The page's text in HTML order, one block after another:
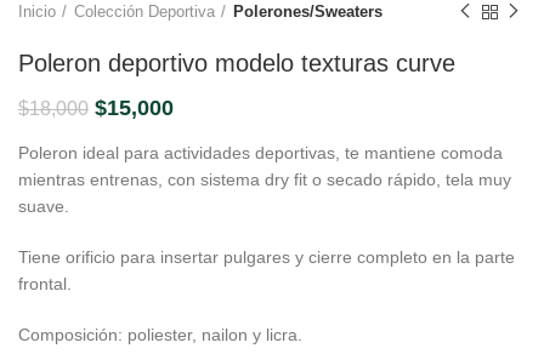
Inicio Colección Deportiva Polerones/Sweaters
Poleron deportivo modelo texturas curve
$18,000 El
original
era:
$15,000El
actual
es:
Poleron ideal para actividades deportivas, te mantiene comoda
mientras entrenas, con sistema dry fit o secado rápido, tela muy
suave.
Tiene orificio para insertar pulgares y cierre completo en la parte
frontal.
Composición: poliester, nailon y licra.